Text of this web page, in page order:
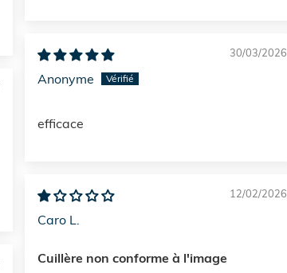
30/03/2026
Anonyme
efficace
12/02/2026
Caro L.
Cuillère non conforme à l'image